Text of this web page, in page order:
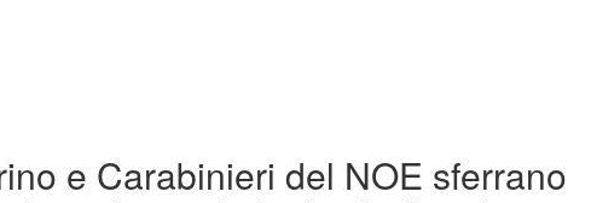
e Carabinieri del NOE sferrano